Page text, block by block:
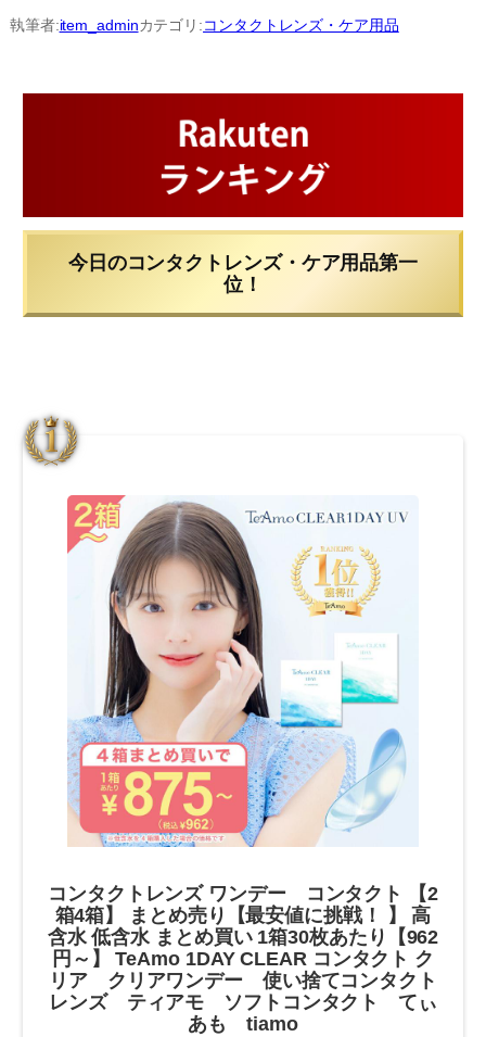
内
容
執筆者:item_adminカテゴリ:コンタクトレンズ・ケア用品
今日のコンタクトレンズ・ケア用品第一
位！
コンタクトレンズ ワンデー コンタクト 【2
箱4箱】 まとめ売り【最安値に挑戦！ 】 高
含水 低含水 まとめ買い 1箱30枚あたり【962
円～】 TeAmo 1DAY CLEAR コンタクト ク
リア クリアワンデー 使い捨てコンタクト
レンズ ティアモ ソフトコンタクト てぃ
あも tiamo